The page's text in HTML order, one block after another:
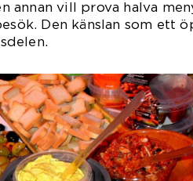
annan vill prova halva
Den känslan som ett